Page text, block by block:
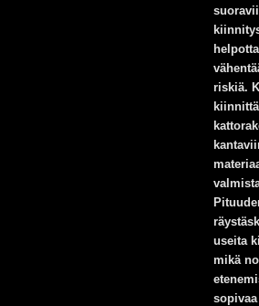
riskiä.
useita
mikä